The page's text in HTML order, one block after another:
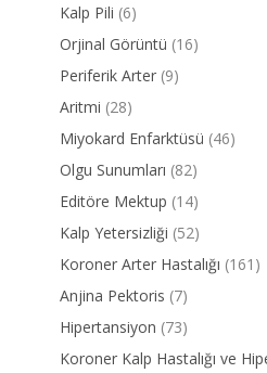
Kalp Pili (6)
Orjinal Görüntü (16)
Periferik Arter (9)
Aritmi (28)
Miyokard Enfarktüsü (46)
Olgu Sunumları (82)
Editöre Mektup (14)
Kalp Yetersizliği (52)
Koroner Arter Hastalığı (161)
Anjina Pektoris (7)
Hipertansiyon (73)
Koroner Kalp Hastalığı ve